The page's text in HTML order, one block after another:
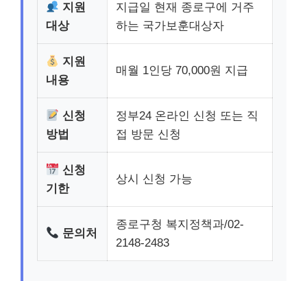
지원
대상
지급일 현재 종로구에 거주
하는 국가보훈대상자
지원
내용
매월 1인당 70,000원 지급
신청
방법
정부24 온라인 신청 또는 직
접 방문 신청
신청
기한
상시 신청 가능
문의처
종로구청 복지정책과/02-
2148-2483